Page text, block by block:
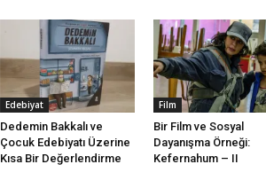
Edebiyat
Dedemin Bakkalı ve
Çocuk Edebiyatı Üzerine
Kısa Bir Değerlendirme
Film
Bir Film ve Sosyal
Dayanışma Örneği:
Kefernahum – II